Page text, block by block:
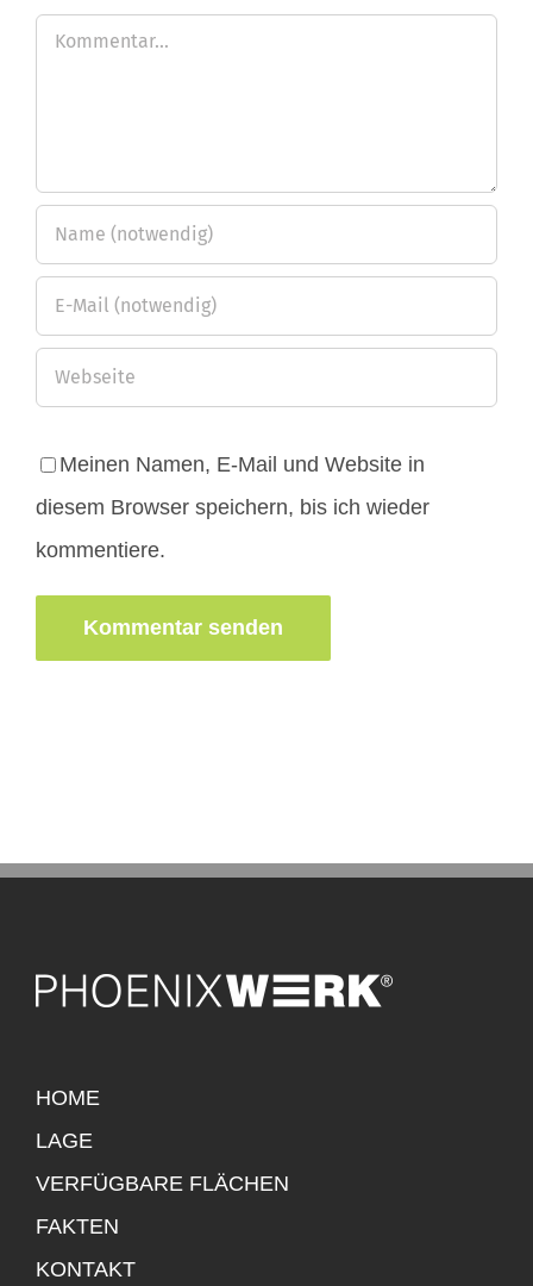
Kommentar
Meinen Namen, E-Mail und Website in
diesem Browser speichern, bis ich wieder
kommentiere.
HOME
LAGE
VERFÜGBARE FLÄCHEN
FAKTEN
KONTAKT